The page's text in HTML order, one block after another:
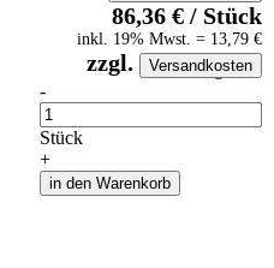
auf Anfrageliste
-
Anzahl
Stück
+
in den Warenkorb
86,36 €/ Stück
inkl. 19% Mwst. = 13,79 €
zzgl. Versandkosten